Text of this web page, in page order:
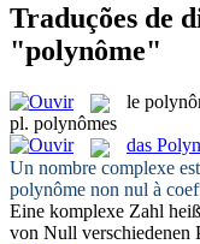
Traduções de
"polynôme"
le
pl. polynômes
das
Un nombre complexe
polynôme non nul à
Eine komplexe Zahl
von Null verschiedenen